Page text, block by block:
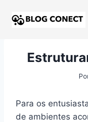
Para os
de ambientes